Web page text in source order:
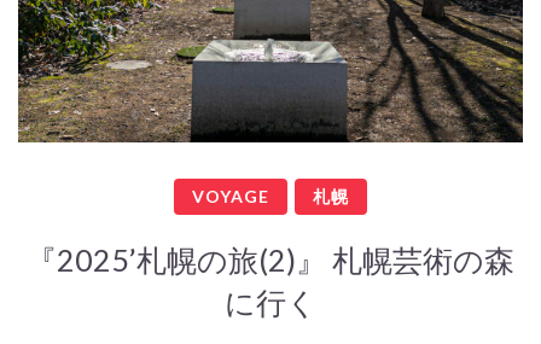
VOYAGE 札幌
『2025’札幌の旅(2)』 札幌芸術の森
に行く